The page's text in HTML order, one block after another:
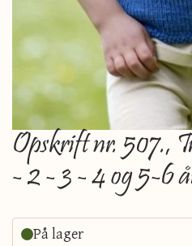
Opskrift nr. 507.,
- 2 - 3 - 4 og 5-6
På lager